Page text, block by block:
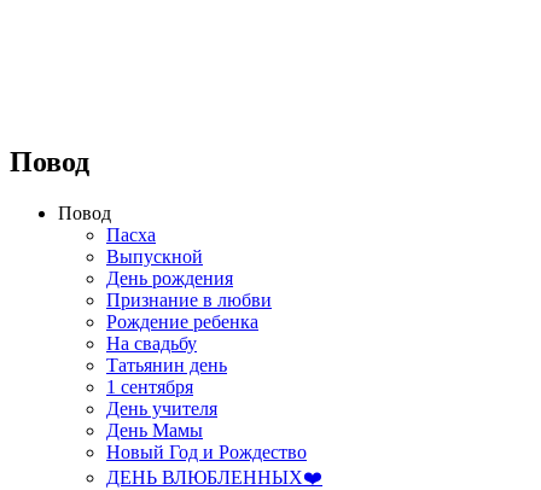
Повод
Повод
Пасха
Выпускной
День рождения
Признание в любви
Рождение ребенка
На свадьбу
Татьянин день
1 сентября
День учителя
День Мамы
Новый Год и Рождество
ДЕНЬ ВЛЮБЛЕННЫХ❤️